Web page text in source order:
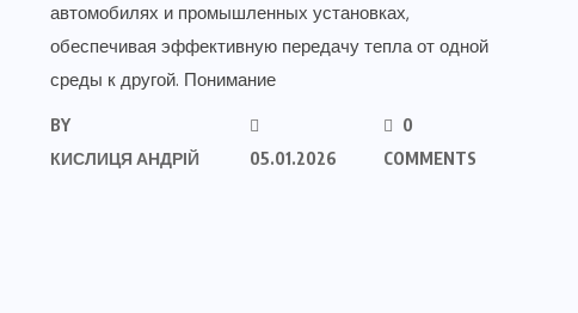
автомобилях и промышленных установках,
обеспечивая эффективную передачу тепла от одной
среды к другой. Понимание
BY
КИСЛИЦЯ АНДРІЙ
05.01.2026
0
COMMENTS